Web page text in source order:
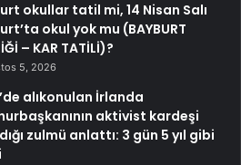
okullar tatil mi, 14 Nisan Salı
okul yok mu (BAYBURT
– KAR TATİLİ)?
5, 2026
alıkonulan İrlanda
aktivist kardeşi
zulmü anlattı: 3 gün 5 yıl gibi